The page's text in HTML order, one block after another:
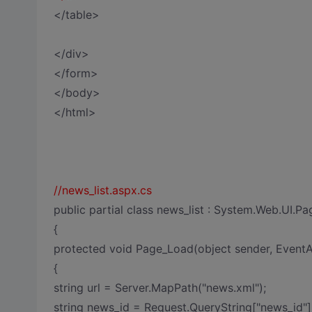
</table>
</div>
</form>
</body>
</html>
//news_list.aspx.cs
public partial class news_list :
{
protected void Page_Load(object sender,
{
string url = Server.MapPath("news.xml");
string news_id =